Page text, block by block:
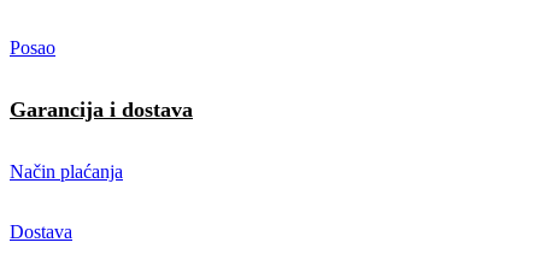
Posao
Garancija i dostava
Način plaćanja
Dostava